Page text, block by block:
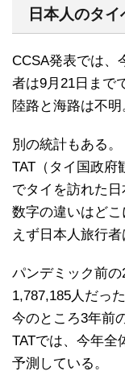
日本人のタ
CCSA発表では、
者は9月21日まで
陸路と海路は不明
別の統計もある。
TAT（タイ国政府
でタイを訪れた日
数字の違いはど
えず日本人旅行者
パンデミック前
1,787,185人だった
今のところ3年前
TATでは、今年全
予測している。